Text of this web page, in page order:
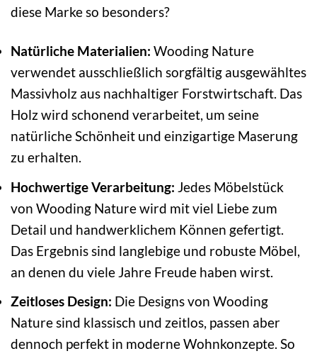
diese Marke so besonders?
Natürliche Materialien: Wooding Nature
verwendet ausschließlich sorgfältig ausgewähltes
Massivholz aus nachhaltiger Forstwirtschaft. Das
Holz wird schonend verarbeitet, um seine
natürliche Schönheit und einzigartige Maserung
zu erhalten.
Hochwertige Verarbeitung: Jedes Möbelstück
von Wooding Nature wird mit viel Liebe zum
Detail und handwerklichem Können gefertigt.
Das Ergebnis sind langlebige und robuste Möbel,
an denen du viele Jahre Freude haben wirst.
Zeitloses Design: Die Designs von Wooding
Nature sind klassisch und zeitlos, passen aber
dennoch perfekt in moderne Wohnkonzepte. So